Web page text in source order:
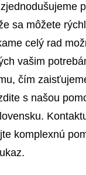
sa môžete
celý rad
vašim
čím
s našou
komplexnú